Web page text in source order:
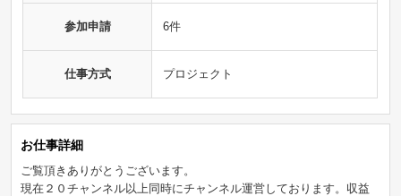
参加申請 6件
仕事方式 プロジェクト
お仕事詳細
ご覧頂きありがとうございます。
現在２０チャンネル以上同時にチャンネル運営しております。収益